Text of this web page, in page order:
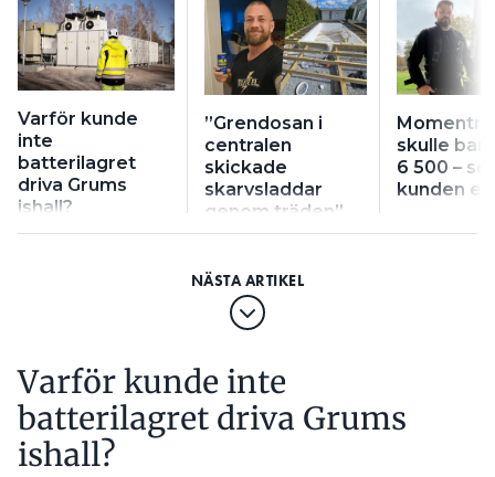
Varför kunde
inte
batterilagret
driva Grums
ishall?
”Grendosan i
centralen
skickade
skarvsladdar
genom träden”
skulle
6 500 –
kunden
Varför kunde inte
batterilagret driva Grums
ishall?